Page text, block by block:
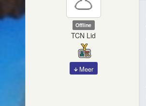
Offline
TCN Lid
Meer